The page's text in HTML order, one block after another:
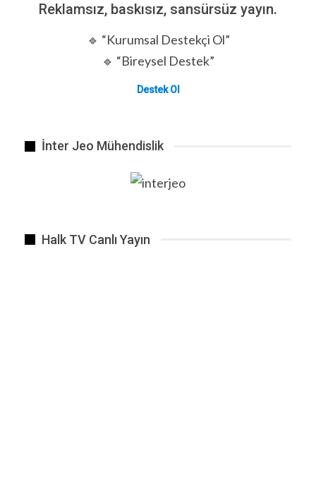
Süper Lig’den 11 kulübe çeşitli nedenlerden dolayı…
Reklamsız, baskısız, sansürsüz yayın.
🔹 “Kurumsal Destekçi Ol”
🔹 “Bireysel Destek”
Destek Ol
İnter Jeo Mühendislik
Halk TV Canlı Yayın